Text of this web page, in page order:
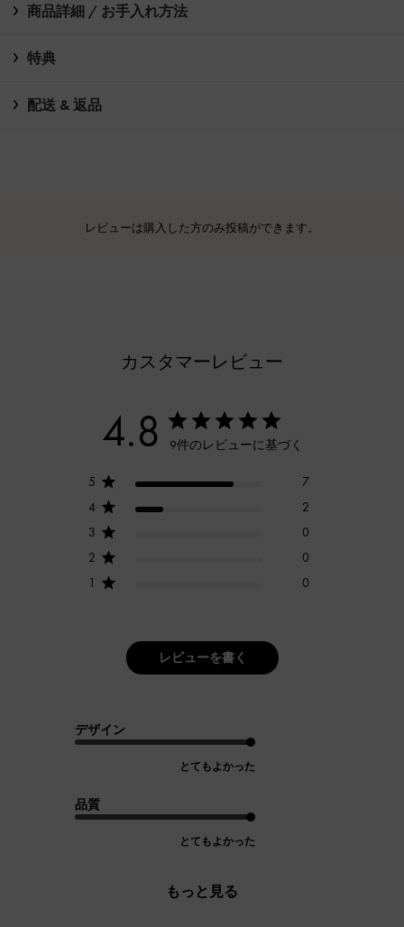
商品詳細 / お手入れ方法
特典
配送 & 返品
レビューは購入した方のみ投稿ができます。
カスタマーレビュー
4.8 9件のレビューに基づく
5
7
4
2
3
0
2
0
1
0
レビューを書く
デザイン
とてもよかった
品質
とてもよかった
もっと見る